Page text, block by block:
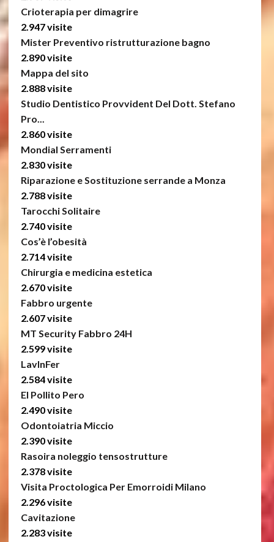
Crioterapia per dimagrire
2.947 visite
Mister Preventivo ristrutturazione bagno
2.890 visite
Mappa del sito
2.888 visite
Studio Dentistico Provvident Del Dott. Stefano
Pro...
2.860 visite
Mondial Serramenti
2.830 visite
Riparazione e Sostituzione serrande a Monza
2.788 visite
Tarocchi Solitaire
2.740 visite
Cos’è l’obesità
2.714 visite
Chirurgia e medicina estetica
2.670 visite
Fabbro urgente
2.607 visite
MT Security Fabbro 24H
2.599 visite
LavInFer
2.584 visite
El Pollito Pero
2.490 visite
Odontoiatria Miccio
2.390 visite
Rasoira noleggio tensostrutture
2.378 visite
Visita Proctologica Per Emorroidi Milano
2.296 visite
Cavitazione
2.283 visite